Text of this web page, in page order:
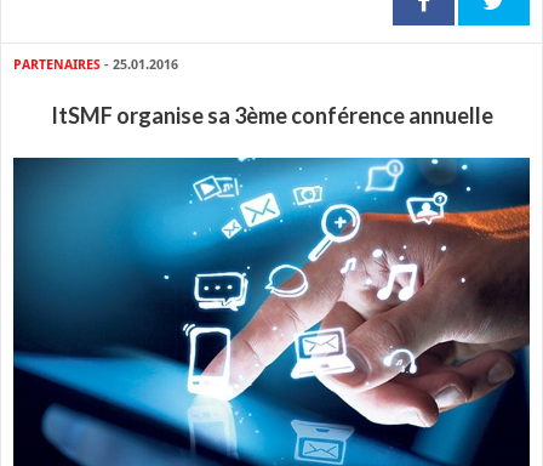
PARTENAIRES - 25.01.2016
ItSMF organise sa 3ème conférence annuelle